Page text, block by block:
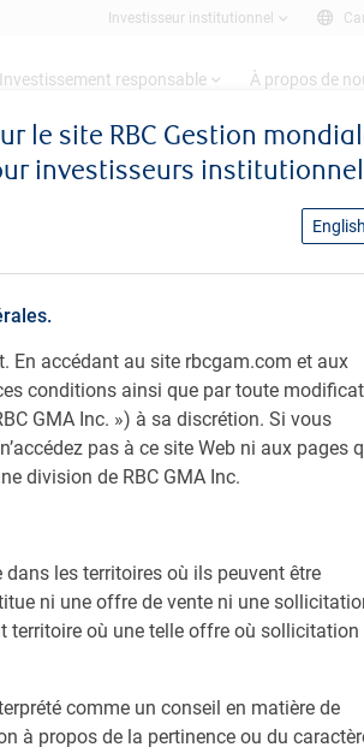
Investisseur institutionnel
Investissement responsable À propos de
le site RBC Gestion
investisseurs
English
En accédant au site rbcgam.com et aux
conditions ainsi que par toute
GMA Inc. ») à sa discrétion. Si vous
pas à ce site Web ni aux pages
division de RBC GMA Inc.
les territoires où ils peuvent être
ni une offre de vente ni une
territoire où une telle offre où sollicitation
comme un conseil en matière de
à propos de la pertinence ou du
de procurer une
une bonne
grande
valorisations
tout en
indice